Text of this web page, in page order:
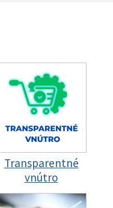
Transparentné
vnútro